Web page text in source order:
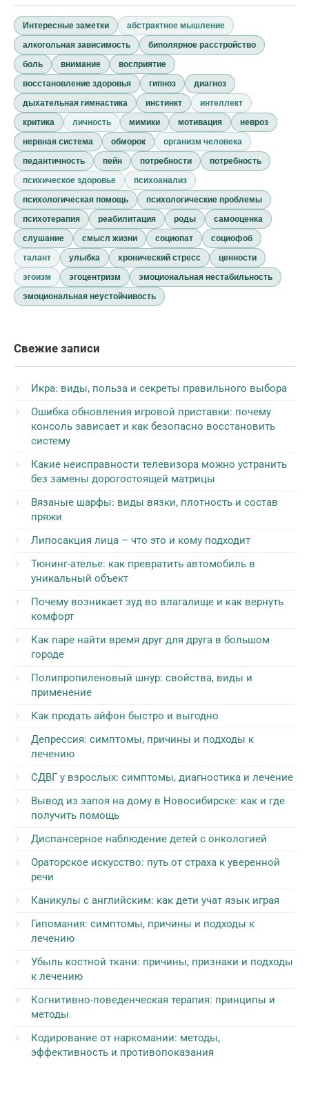
Интересные заметки
абстрактное мышление
алкогольная зависимость
биполярное расстройство
боль
внимание
восприятие
восстановление здоровья
гипноз
диагноз
дыхательная гимнастика
инстинкт
интеллект
критика
личность мимики мотивация
невроз
нервная система
обморок
организм человека
педантичность
пейн потребности
потребность
психическое здоровье
психоанализ
психологическая помощь
психологические проблемы
психотерапия
реабилитация роды
самооценка
слушание
смысл жизни социопат
социофоб
талант
улыбка хронический стресс
ценности
эгоизм
эгоцентризм
эмоциональная нестабильность
эмоциональная неустойчивость
Свежие записи
Икра: виды, польза и секреты правильного выбора
Ошибка обновления игровой приставки: почему
консоль зависает и как безопасно восстановить
систему
Какие неисправности телевизора можно устранить
без замены дорогостоящей матрицы
Вязаные шарфы: виды вязки, плотность и состав
пряжи
Липосакция лица – что это и кому подходит
Тюнинг-ателье: как превратить автомобиль в
уникальный объект
Почему возникает зуд во влагалище и как вернуть
комфорт
Как паре найти время друг для друга в большом
городе
Полипропиленовый шнур: свойства, виды и
применение
Как продать айфон быстро и выгодно
Депрессия: симптомы, причины и подходы к
лечению
СДВГ у взрослых: симптомы, диагностика и лечение
Вывод из запоя на дому в Новосибирске: как и где
получить помощь
Диспансерное наблюдение детей с онкологией
Ораторское искусство: путь от страха к уверенной
речи
Каникулы с английским: как дети учат язык играя
Гипомания: симптомы, причины и подходы к
лечению
Убыль костной ткани: причины, признаки и подходы
к лечению
Когнитивно-поведенческая терапия: принципы и
методы
Кодирование от наркомании: методы,
эффективность и противопоказания